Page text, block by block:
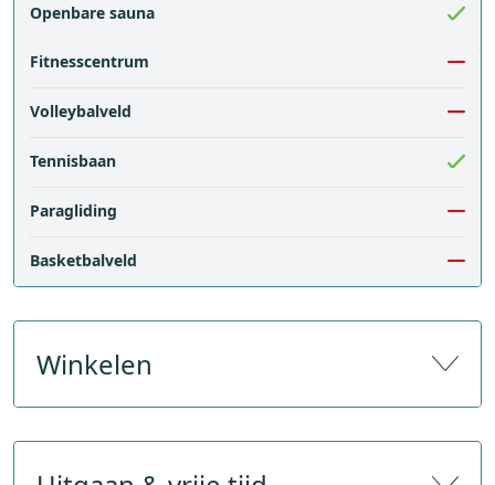
Openbare sauna
Fitnesscentrum
Volleybalveld
Tennisbaan
Paragliding
Basketbalveld
Winkelen
Aantal sportwinkels